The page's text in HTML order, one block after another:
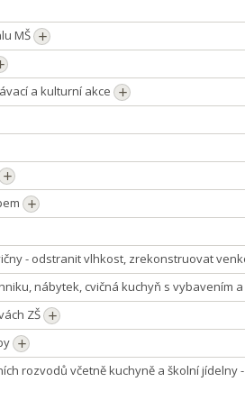
MŠ
a kulturní akce
- odstranit vlhkost, zrekonstruovat
nábytek, cvičná kuchyň s vybavením
ZŠ
rozvodů včetně kuchyně a školní jídelny -